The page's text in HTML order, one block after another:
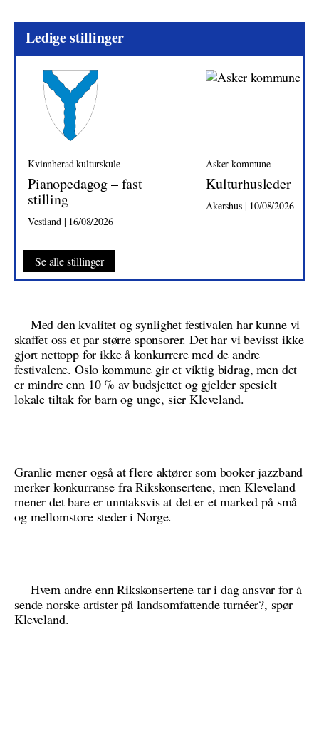
Ledige stillinger
Kvinnherad kulturskule
Pianopedagog – fast
stilling
Vestland | 16/08/2026
Asker kommune
Kulturhusleder
Akershus | 10/08/2026
Se alle stillinger
— Med den kvalitet og synlighet festivalen har kunne vi
skaffet oss et par større sponsorer. Det har vi bevisst ikke
gjort nettopp for ikke å konkurrere med de andre
festivalene. Oslo kommune gir et viktig bidrag, men det
er mindre enn 10 % av budsjettet og gjelder spesielt
lokale tiltak for barn og unge, sier Kleveland.
Granlie mener også at flere aktører som booker jazzband
merker konkurranse fra Rikskonsertene, men Kleveland
mener det bare er unntaksvis at det er et marked på små
og mellomstore steder i Norge.
— Hvem andre enn Rikskonsertene tar i dag ansvar for å
sende norske artister på landsomfattende turnéer?, spør
Kleveland.